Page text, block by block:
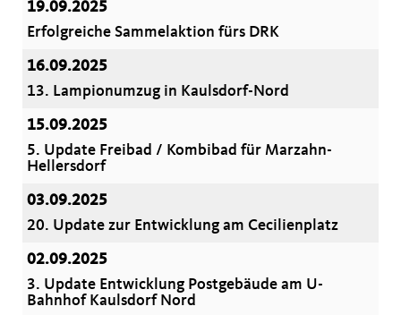
19.09.2025
Erfolgreiche Sammelaktion fürs DRK
16.09.2025
13. Lampionumzug in Kaulsdorf-Nord
15.09.2025
5. Update Freibad / Kombibad für Marzahn-
Hellersdorf
03.09.2025
20. Update zur Entwicklung am Cecilienplatz
02.09.2025
3. Update Entwicklung Postgebäude am U-
Bahnhof Kaulsdorf Nord